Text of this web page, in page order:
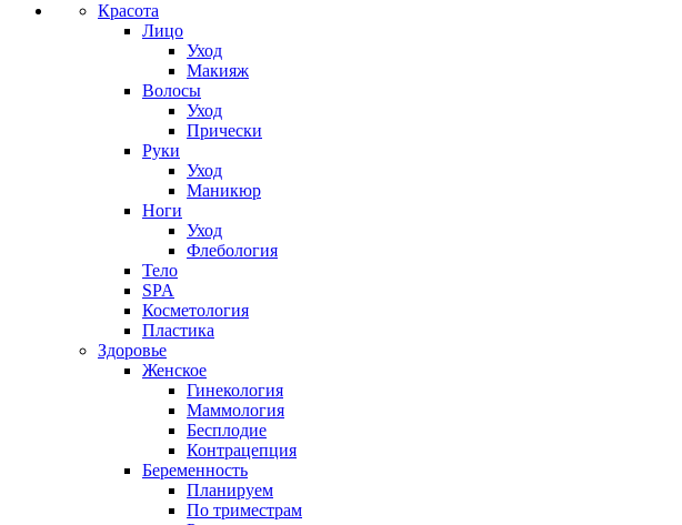
Красота
Лицо
Уход
Макияж
Волосы
Уход
Прически
Руки
Уход
Маникюр
Ноги
Уход
Флебология
Тело
SPA
Косметология
Пластика
Здоровье
Женское
Гинекология
Маммология
Бесплодие
Контрацепция
Беременность
Планируем
По триместрам